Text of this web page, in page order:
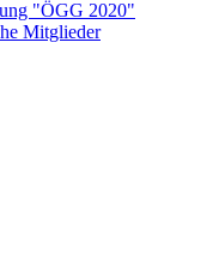
"ÖGG 2020"
Mitglieder